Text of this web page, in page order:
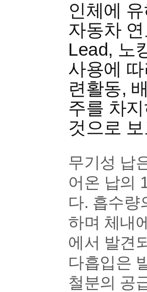
인체에
자동차
Lead, 노
사용에
련활동,
주를 차
것으로
무기성 납
어온 납의
다. 흡수량
하며 체내
에서 발견
다흡입은
철분의 공